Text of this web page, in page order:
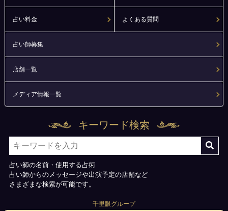
占い料金 よくある質問
占い師募集
店舗一覧
メディア情報一覧
キーワード検索
占い師の名前・使用する占術
占い師からのメッセージや出演予定の店舗など
さまざまな検索が可能です。
千里眼グループ